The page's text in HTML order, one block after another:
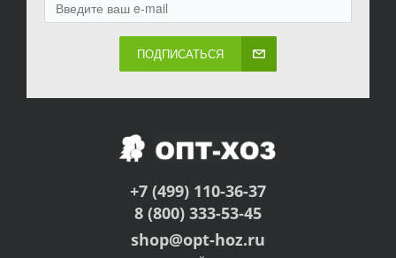
ПОДПИСАТЬСЯ
+7 (499) 110-36-37
8 (800) 333-53-45
shop@opt-hoz.ru